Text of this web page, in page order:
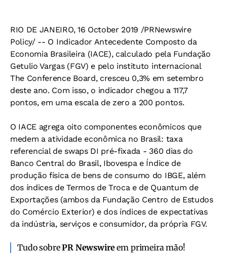
RIO DE JANEIRO, 16 October 2019 /PRNewswire
Policy/ -- O Indicador Antecedente Composto da
Economia Brasileira (IACE), calculado pela Fundação
Getulio Vargas (FGV) e pelo instituto internacional
The Conference Board, cresceu 0,3% em setembro
deste ano. Com isso, o indicador chegou a 117,7
pontos, em uma escala de zero a 200 pontos.
O IACE agrega oito componentes econômicos que
medem a atividade econômica no Brasil: taxa
referencial de swaps DI pré-fixada - 360 dias do
Banco Central do Brasil, Ibovespa e Índice de
produção física de bens de consumo do IBGE, além
dos índices de Termos de Troca e de Quantum de
Exportações (ambos da Fundação Centro de Estudos
do Comércio Exterior) e dos índices de expectativas
da indústria, serviços e consumidor, da própria FGV.
Tudo sobrePR Newswireem primeira mão!